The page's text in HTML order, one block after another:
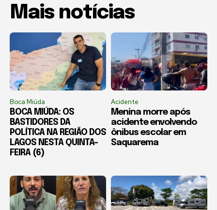
Mais notícias
Boca Miúda
BOCA MIÚDA: OS
BASTIDORES DA
POLÍTICA NA REGIÃO DOS
LAGOS NESTA QUINTA-
FEIRA (6)
Acidente
Menina morre após
acidente envolvendo
ônibus escolar em
Saquarema